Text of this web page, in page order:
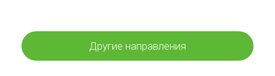
Другие направления